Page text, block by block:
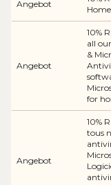
Angebot
Angebot
10%
all
&
for
Angebot
10%
tous